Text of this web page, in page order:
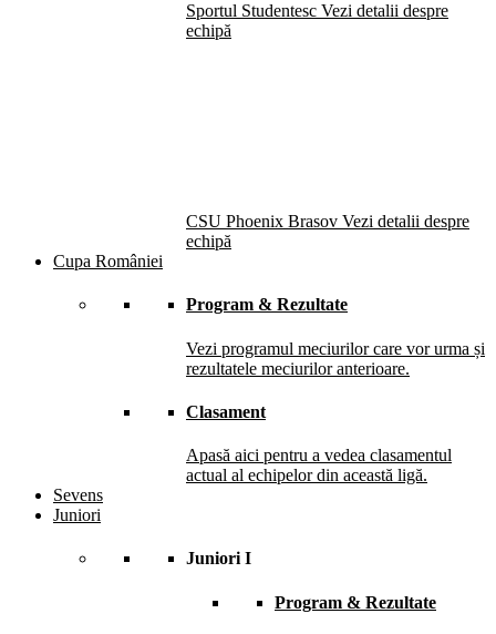
Sportul Studentesc Vezi detalii despre
echipă
CSU Phoenix Brasov Vezi detalii despre
echipă
Cupa României
Program & Rezultate
Vezi programul meciurilor care vor urma și
rezultatele meciurilor anterioare.
Clasament
Apasă aici pentru a vedea clasamentul
actual al echipelor din această ligă.
Sevens
Juniori
Juniori I
Program & Rezultate